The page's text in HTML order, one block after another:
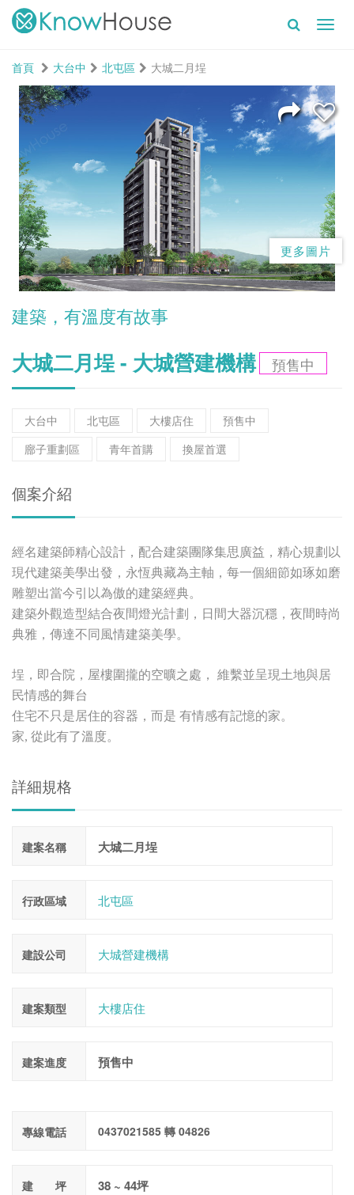
首頁
大台中 北屯區 大城二月埕
更多圖片
建築，有溫度有故事
大城二月埕 - 大城營建機構 預售中
大台中 北屯區 大樓店住
預售中
廍子重劃區
青年首購 換屋首選
個案介紹
經名建築師精心設計，配合建築團隊集思廣益，精心規劃以
現代建築美學出發，永恆典藏為主軸，每一個細節如琢如磨
雕塑出當今引以為傲的建築經典。
建築外觀造型結合夜間燈光計劃，日間大器沉穩，夜間時尚
典雅，傳達不同風情建築美學。
埕，即合院，屋樓圍攏的空曠之處，
維繫並呈現土地與居
民情感的舞台
住宅不只是居住的容器，而是 有情感有記憶的家。
家, 從此有了溫度。
詳細規格
建案名稱 大城二月埕
行政區域 北屯區
建設公司 大城營建機構
建案類型 大樓店住
建案進度 預售中
專線電話 0437021585 轉 04826
建 坪 38 ~ 44坪